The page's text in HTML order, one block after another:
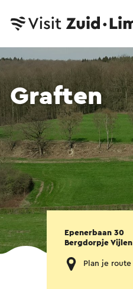
Graften
Epenerbaan 30
Bergdorpje Vijlen
Plan je route